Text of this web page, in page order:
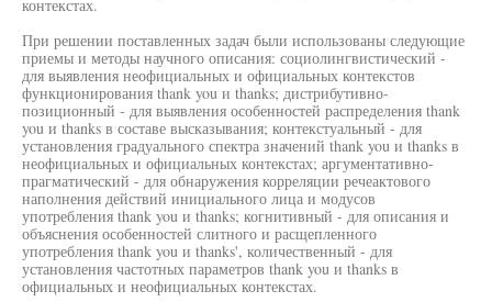
контекстах.
При решении поставленных задач были использованы следующие
приемы и методы научного описания: социолингвистический -
для выявления неофициальных и официальных контекстов
функционирования thank you и thanks; дистрибутивно-
позиционный - для выявления особенностей распределения thank
you и thanks в составе высказывания; контекстуальный - для
установления градуального спектра значений thank you и thanks в
неофициальных и официальных контекстах; аргументативно-
прагматический - для обнаружения корреляции речеактового
наполнения действий инициального лица и модусов
употребления thank you и thanks; когнитивный - для описания и
объяснения особенностей слитного и расщепленного
употребления thank you и thanks', количественный - для
установления частотных параметров thank you и thanks в
официальных и неофициальных контекстах.